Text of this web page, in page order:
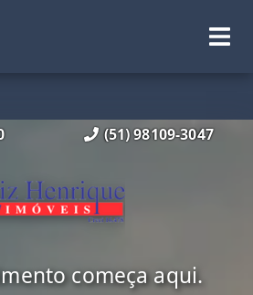
(51) 98109-3047
começa aqui.